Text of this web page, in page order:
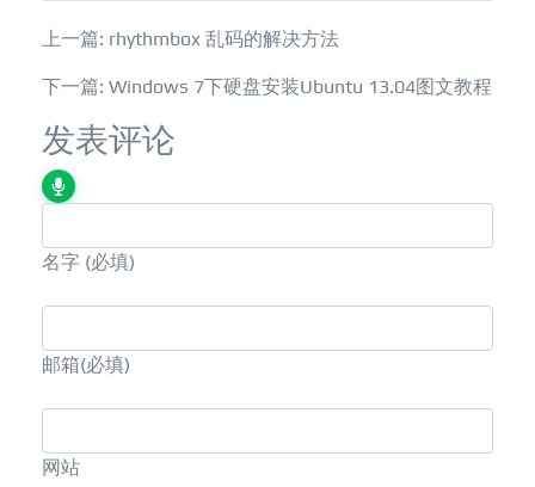
上一篇: rhythmbox 乱码的解决方法
下一篇: Windows 7下硬盘安装Ubuntu 13.04图文教程
发表评论
名字 (必填)
邮箱(必填)
网站